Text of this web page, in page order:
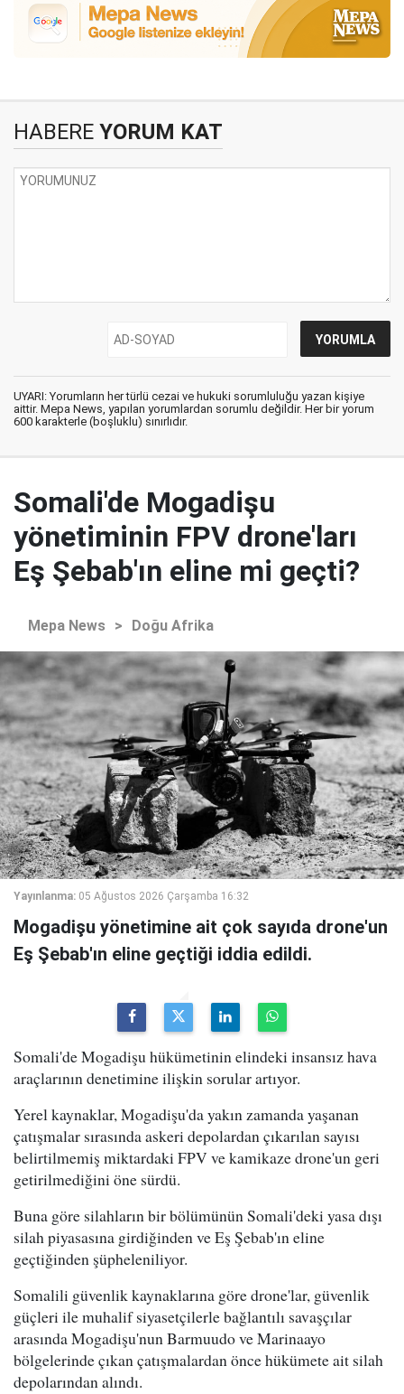
HABERE YORUM KAT
UYARI: Yorumların her türlü cezai ve hukuki sorumluluğu yazan kişiye
aittir. Mepa News, yapılan yorumlardan sorumlu değildir. Her bir yorum
600 karakterle (boşluklu) sınırlıdır.
Somali'de Mogadişu
yönetiminin FPV drone'ları
Eş Şebab'ın eline mi geçti?
Mepa News > Doğu Afrika
Yayınlanma: 05 Ağustos 2026 Çarşamba 16:32
Mogadişu yönetimine ait çok sayıda drone'un
Eş Şebab'ın eline geçtiği iddia edildi.
Somali'de Mogadişu hükümetinin elindeki insansız hava
araçlarının denetimine ilişkin sorular artıyor.
Yerel kaynaklar, Mogadişu'da yakın zamanda yaşanan
çatışmalar sırasında askeri depolardan çıkarılan sayısı
belirtilmemiş miktardaki FPV ve kamikaze drone'un geri
getirilmediğini öne sürdü.
Buna göre silahların bir bölümünün Somali'deki yasa dışı
silah piyasasına girdiğinden ve Eş Şebab'ın eline
geçtiğinden şüpheleniliyor.
Somalili güvenlik kaynaklarına göre drone'lar, güvenlik
güçleri ile muhalif siyasetçilerle bağlantılı savaşçılar
arasında Mogadişu'nun Barmuudo ve Marinaayo
bölgelerinde çıkan çatışmalardan önce hükümete ait silah
depolarından alındı.